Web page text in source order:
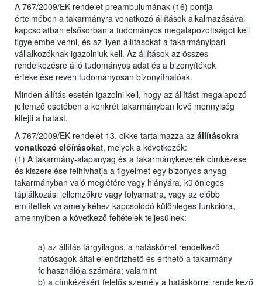
A 767/2009/EK rendelet preambulumának (16) pontja
értelmében a takarmányra vonatkozó állítások alkalmazásával
kapcsolatban elsősorban a tudományos megalapozottságot kell
figyelembe venni, és az ilyen állításokat a takarmányipari
vállalkozóknak igazolniuk kell. Az állítások az összes
rendelkezésre álló tudományos adat és a bizonyítékok
értékelése révén tudományosan bizonyíthatóak.
Minden állítás esetén igazolni kell, hogy az állítást megalapozó
jellemző esetében a konkrét takarmányban levő mennyiség
kifejti a hatást.
A 767/2009/EK rendelet 13. cikke tartalmazza az állításokra
vonatkozó előírásokat, melyek a következők:
(1) A takarmány-alapanyag és a takarmánykeverék címkézése
és kiszerelése felhívhatja a figyelmet egy bizonyos anyag
takarmányban való meglétére vagy hiányára, különleges
táplálkozási jellemzőkre vagy folyamatra, vagy az előbb
említettek valamelyikéhez kapcsolódó különleges funkcióra,
amennyiben a következő feltételek teljesülnek:
a) az állítás tárgyilagos, a hatáskörrel rendelkező
hatóságok által ellenőrizhető és érthető a takarmány
felhasználója számára; valamint
b) a címkézésért felelős személy a hatáskörrel rendelkező